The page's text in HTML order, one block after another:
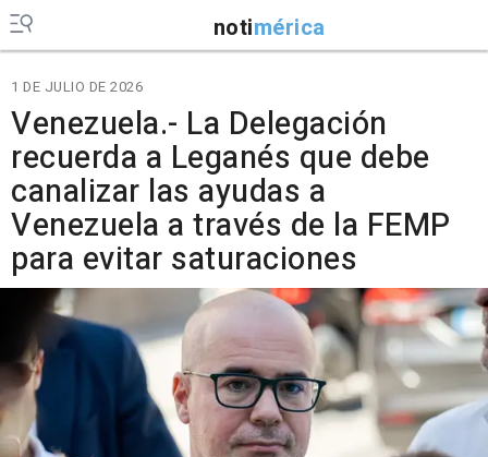
notimérica
1 DE JULIO DE 2026
Venezuela.- La Delegación
recuerda a Leganés que debe
canalizar las ayudas a
Venezuela a través de la FEMP
para evitar saturaciones